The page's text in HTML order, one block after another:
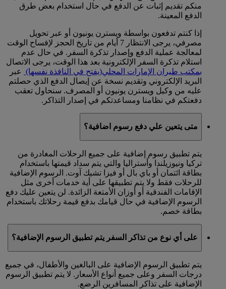
منكم تقديم إثبات عن الدفع في حال استخدام بعض طرق
الدفع المعينة.
إذا كنتم تدفعون بواسطة ويسترن يونيون أو عبر تحويل
مصرفي، يرجى الانتظار 7 أيام من تاريخ الحجز لإفساح الوقت
لمعالجة عملية الدفع وإصدار تذكرة السفر. في حال عدم
استلام تذكرة السفر الإلكترونية بعد هذا الوقت، يرجى الاتصال
بمكتب طيران الإمارات المحلي(يفتح في النافذة نفسها) عبر
البريد الإلكتروني وتقديم نسخة عن إيصال الدفع الذي حصلتم
عليه من وكيل ويسترن يونيون أو المصرف. سنحاول تعقب
دفعتكم في نظامنا ومساعدتكم في إصدار التذاكر.
متى يتعين علي دفع رسوم اضافية؟
يتم تطبيق رسوم إضافية على جميع الرحلات المغادرة من
تركيا ونيوزيلندا وأستراليا والتي يتم سداد قيمتها باستخدام
بطاقة ائتمان أو باي بال أو فيزا تشيك آوت. الرسوم الإضافية
للرحلات فقط ولا يتم تطبيقها على أية خدمات أخرى مثل
الإقامات الفندقية أو أوزان الأمتعة الزائدة. لن يتعين عليك دفع
الرسوم الإضافية في حال قيامك بدفع قيمة رحلاتك باستخدام
بطاقة خصم.
على أي نوع من تذاكر السفر يتم تطبيق الرسوم الإضافية؟
يتم تطبيق الرسوم الإضافية على البالغين والأطفال، في جميع
درجات السفر وعلى جميع أنواع الأسعار. لا يتم تطبيق الرسوم
الإضافية على تذاكر المسافرين الرضع.